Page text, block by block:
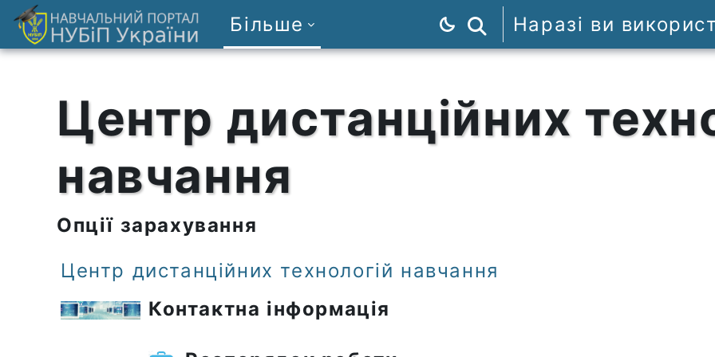
Перейти до головного вмісту
Більше Пошук курсів
Наразі ви
Центр дистанційних
навчання
Опції зарахування
Центр дистанційних технологій навчання
Контактна інформація